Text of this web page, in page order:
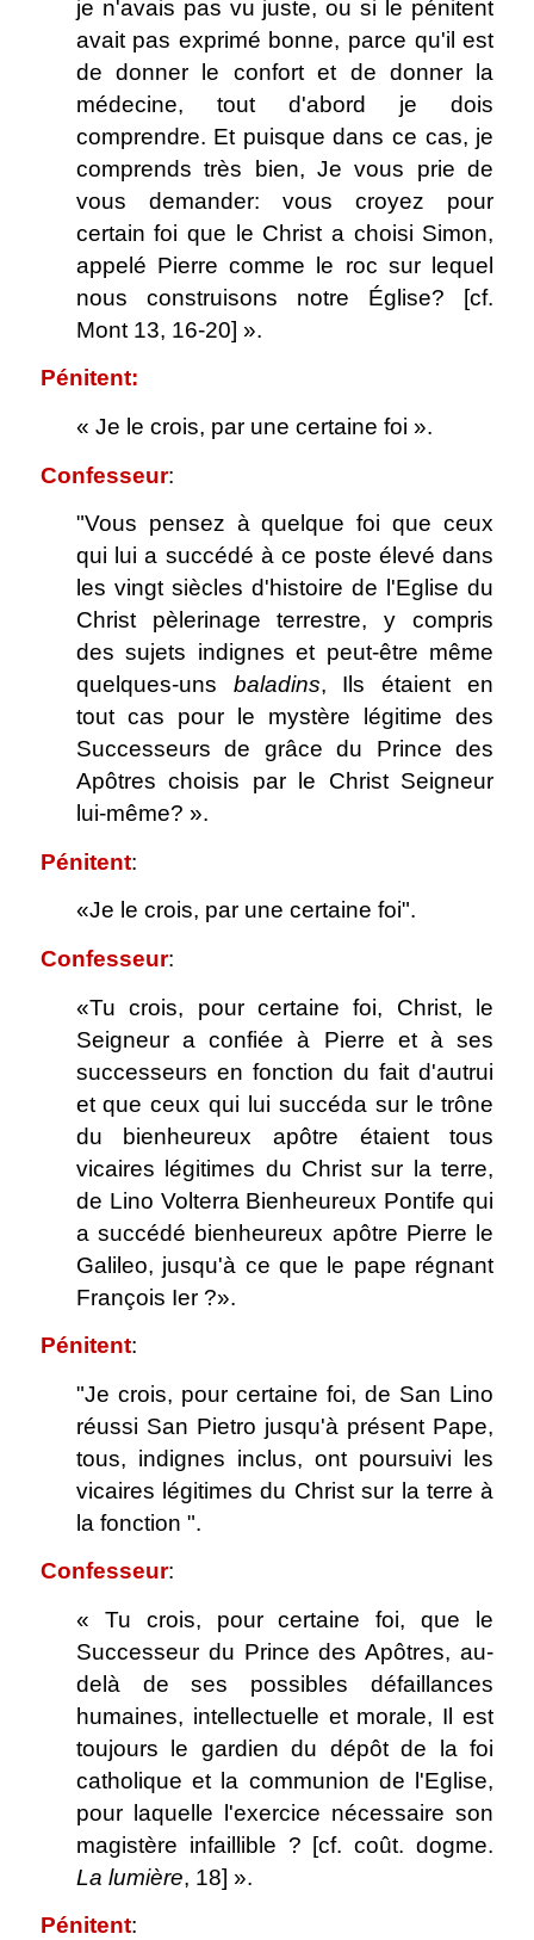
je n'avais pas vu juste, ou si le pénitent
avait pas exprimé bonne, parce qu'il est
de donner le confort et de donner la
médecine, tout d'abord je dois
comprendre. Et puisque dans ce cas, je
comprends très bien, Je vous prie de
vous demander: vous croyez pour
certain foi que le Christ a choisi Simon,
appelé Pierre comme le roc sur lequel
nous construisons notre Église? [cf.
Mont 13, 16-20] ».
Pénitent:
« Je le crois, par une certaine foi ».
Confesseur:
"Vous pensez à quelque foi que ceux
qui lui a succédé à ce poste élevé dans
les vingt siècles d'histoire de l'Eglise du
Christ pèlerinage terrestre, y compris
des sujets indignes et peut-être même
quelques-uns baladins, Ils étaient en
tout cas pour le mystère légitime des
Successeurs de grâce du Prince des
Apôtres choisis par le Christ Seigneur
lui-même? ».
Pénitent:
«Je le crois, par une certaine foi".
Confesseur:
«Tu crois, pour certaine foi, Christ, le
Seigneur a confiée à Pierre et à ses
successeurs en fonction du fait d'autrui
et que ceux qui lui succéda sur le trône
du bienheureux apôtre étaient tous
vicaires légitimes du Christ sur la terre,
de Lino Volterra Bienheureux Pontife qui
a succédé bienheureux apôtre Pierre le
Galileo, jusqu'à ce que le pape régnant
François Ier ?».
Pénitent:
"Je crois, pour certaine foi, de San Lino
réussi San Pietro jusqu'à présent Pape,
tous, indignes inclus, ont poursuivi les
vicaires légitimes du Christ sur la terre à
la fonction ".
Confesseur:
« Tu crois, pour certaine foi, que le
Successeur du Prince des Apôtres, au-
delà de ses possibles défaillances
humaines, intellectuelle et morale, Il est
toujours le gardien du dépôt de la foi
catholique et la communion de l'Eglise,
pour laquelle l'exercice nécessaire son
magistère infaillible ? [cf. coût. dogme.
La lumière, 18] ».
Pénitent: